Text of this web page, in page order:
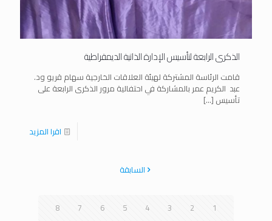
الذكرى الرابعة لتأسيس الإدارة الذاتية الديمقراطية
قامت الرئاسة المشتركة لهيئة العلاقات الخارجية سهام قريو ود.
عبد الكريم عمر بالمشاركة في احتفالية مرور الذكرى الرابعة على
تأسيس […]
اقرا المزيد
السابقة
1
2
3
4
5
6
7
8